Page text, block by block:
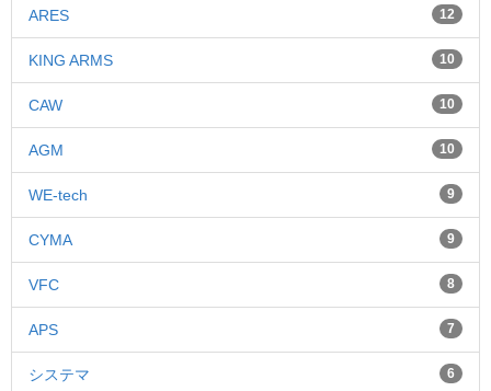
ARES 12
KING ARMS 10
CAW 10
AGM 10
WE-tech 9
CYMA 9
VFC 8
APS 7
システマ 6